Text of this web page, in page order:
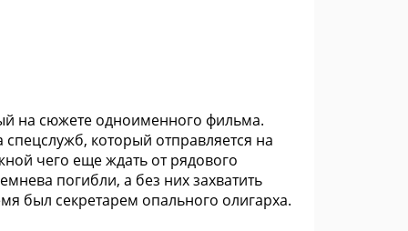
на сюжете одноименного фильма.
который отправляется на
чего еще ждать от рядового
погибли, а без них захватить
был секретарем опального олигарха.